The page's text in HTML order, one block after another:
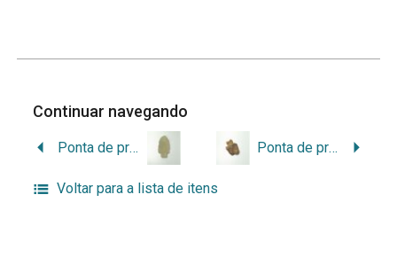
Continuar navegando
Ponta de projétil Ponta de projétil
Voltar para a lista de itens